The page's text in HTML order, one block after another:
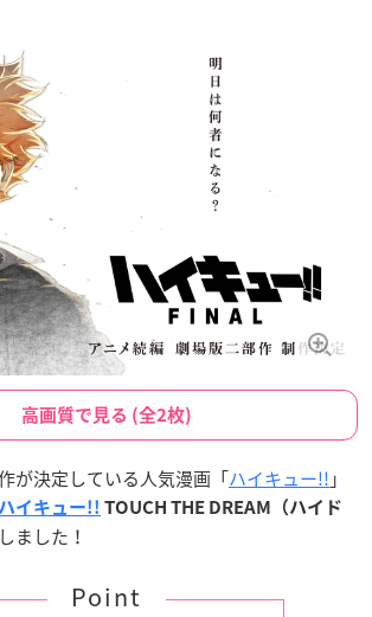
高画質で見る (全2枚)
が決定している人気漫画「ハイキュー!! 」
ハイキュー!! TOUCH THE DREAM（ハイド
ました！
Point